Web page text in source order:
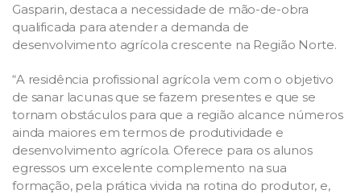
Gasparin, destaca a necessidade de mão-de-obra
qualificada para atender a demanda de
desenvolvimento agrícola crescente na Região Norte.
“A residência profissional agrícola vem com o objetivo
de sanar lacunas que se fazem presentes e que se
tornam obstáculos para que a região alcance números
ainda maiores em termos de produtividade e
desenvolvimento agrícola. Oferece para os alunos
egressos um excelente complemento na sua
formação, pela prática vivida na rotina do produtor, e,